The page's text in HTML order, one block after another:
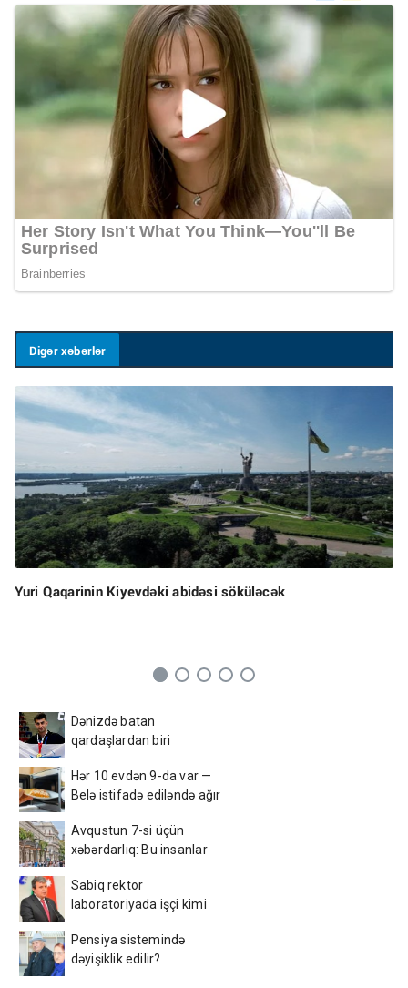
Digər xəbərlər
Yuri Qaqarinin Kiyevdəki abidəsi söküləcək
Dənizdə batan
qardaşlardan biri
imiş
Hər 10 evdən 9-da var —
Belə istifadə ediləndə ağır
Avqustun 7-si üçün
xəbərdarlıq: Bu insanlar
Sabiq rektor
laboratoriyada işçi kimi
Pensiya sistemində
dəyişiklik edilir?